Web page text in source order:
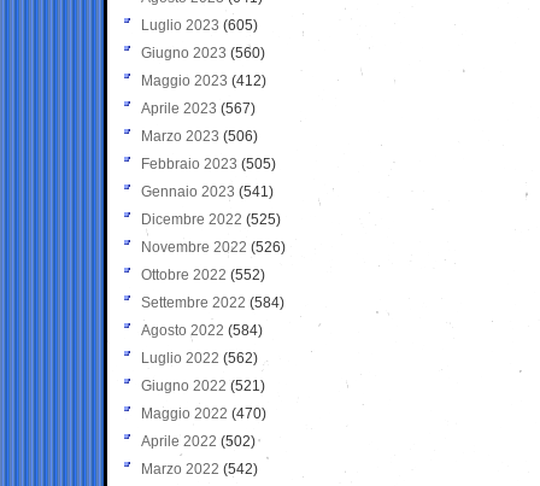
Luglio 2023 (605)
Giugno 2023 (560)
Maggio 2023 (412)
Aprile 2023 (567)
Marzo 2023 (506)
Febbraio 2023 (505)
Gennaio 2023 (541)
Dicembre 2022 (525)
Novembre 2022 (526)
Ottobre 2022 (552)
Settembre 2022 (584)
Agosto 2022 (584)
Luglio 2022 (562)
Giugno 2022 (521)
Maggio 2022 (470)
Aprile 2022 (502)
Marzo 2022 (542)